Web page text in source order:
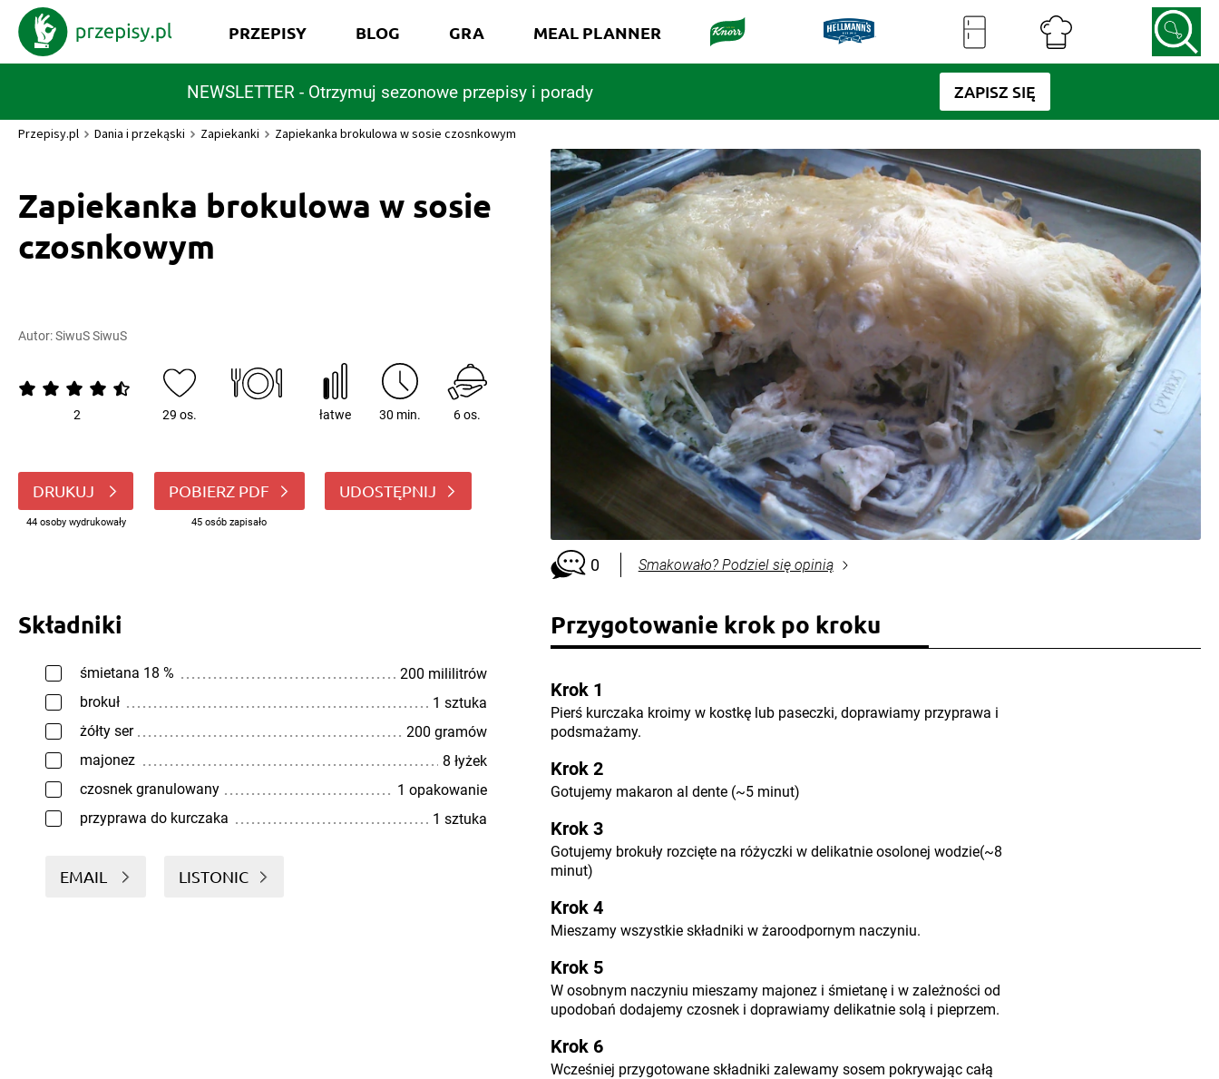
NEWSLETTER - Otrzymuj sezonowe przepisy i porady ZAPISZ SIĘ
PRZEPISY BLOG GRA MEAL PLANNER
Przepisy.pl Dania i przekąski Zapiekanki Zapiekanka brokulowa w sosie czosnkowym
Zapiekanka brokulowa w sosie
czosnkowym
Autor:SiwuS SiwuS
2 29 os. łatwe 30 min. 6 os.
DRUKUJ
44 osoby wydrukowały
POBIERZ PDF
45 osób zapisało
UDOSTĘPNIJ
0 Smakowało? Podziel się opinią
Składniki
śmietana 18 %
200 mililitrów
brokuł
1 sztuka
żółty ser
200 gramów
majonez
8 łyżek
czosnek granulowany
1 opakowanie
przyprawa do kurczaka
1 sztuka
EMAIL LISTONIC
Przygotowanie krok po kroku
Krok 1
Pierś kurczaka kroimy w kostkę lub paseczki, doprawiamy przyprawa i
podsmażamy.
Krok 2
Gotujemy makaron al dente (~5 minut)
Krok 3
Gotujemy brokuły rozcięte na różyczki w delikatnie osolonej wodzie(~8
minut)
Krok 4
Mieszamy wszystkie składniki w żaroodpornym naczyniu.
Krok 5
W osobnym naczyniu mieszamy majonez i śmietanę i w zależności od
upodobań dodajemy czosnek i doprawiamy delikatnie solą i pieprzem.
Krok 6
Wcześniej przygotowane składniki zalewamy sosem pokrywając całą